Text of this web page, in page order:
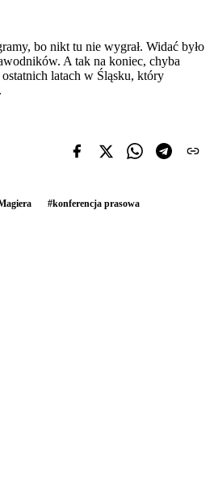
bo nikt tu nie wygrał. Widać było
A tak na koniec, chyba
latach w Śląsku, który
#konferencja prasowa